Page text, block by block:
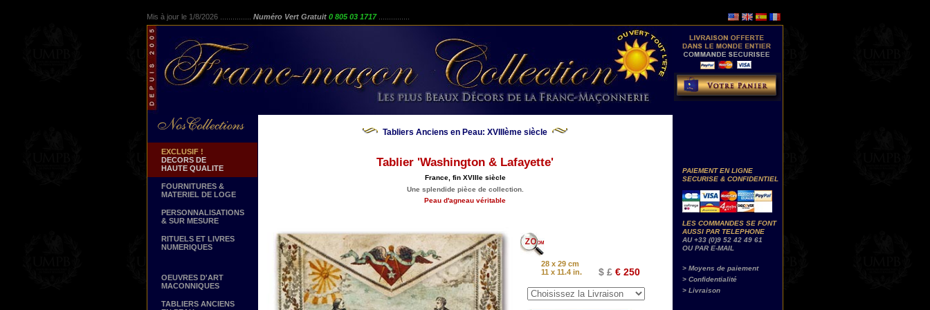
Mis à jour le 1/8/2026 ............... Numéro Vert Gratuit 0 805 03 1717
EXCLUSIF !
DECORS DE
HAUTE QUALITE
FOURNITURES &
MATERIEL DE LOGE
PERSONNALISATIONS
& SUR MESURE
RITUELS ET LIVRES
NUMERIQUES
OEUVRES D'ART
MACONNIQUES
TABLIERS ANCIENS
Tabliers Anciens en Peau: XVIIIème siècle
Tablier 'Washington & Lafayette'
France, fin XVIIIe siècle
Une splendide pièce de collection.
Peau d'agneau véritable
28 x 29 cm
11 x 11.4 in.
$ £ € 250
PAIEMENT EN LIGNE
SECURISE & CONFIDENTIEL
LES COMMANDES SE FONT
AUSSI PAR TELEPHONE
AU +33 (0)9 52 42 49 61
OU PAR E-MAIL
> Moyens de paiement
> Confidentialité
> Livraison